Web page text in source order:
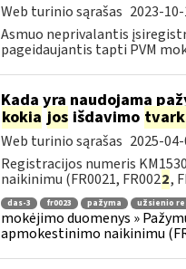
Web turinio sąrašas 2023-
Asmuo neprivalantis
pageidaujantis tapti PVM
Kada yra naudojama
kokia jos išdavimo
Web turinio sąrašas 2025-
Registracijos numeris
naikinimu (FR0021, FR0022,
das-3 fr0023 pažyma užsienio
mokėjimo duomenys »
apmokestinimo naikinimu